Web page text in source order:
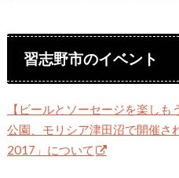
習志野市のイベント
【ビールとソーセージを楽し
公園、モリシア津田沼で開催さ
2017」について